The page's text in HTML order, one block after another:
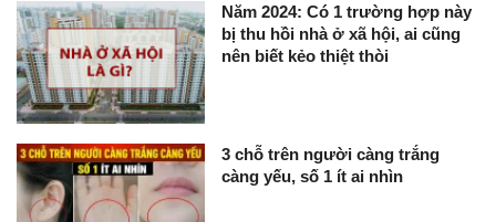
Năm 2024: Có 1 trường hợp này
bị thu hồi nhà ở xã hội, ai cũng
nên biết kẻo thiệt thòi
3 chỗ trên người càng trắng
càng yếu, số 1 ít ai nhìn